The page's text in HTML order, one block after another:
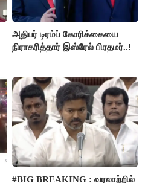
அதிபர் டிரம்ப் கோரிக்கையை
நிராகரித்தார் இஸ்ரேல் பிரதமர்..!
#BIG BREAKING : வரலாற்றில்